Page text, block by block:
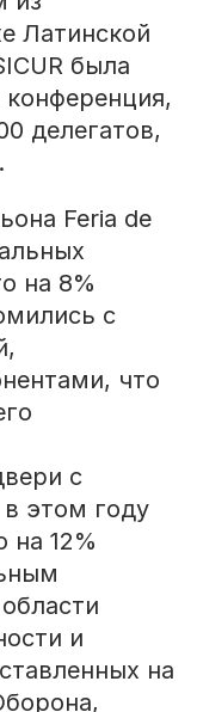
Латинской
была
конференция,
делегатов,
Feria de
на 8%
с
что
с
этом году
на 12%
и
на